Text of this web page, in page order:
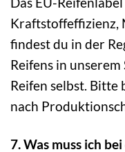
Kraftstoffeffizienz,
findest du in der
Reifens in
Reifen selbst. Bitte
nach
7. Was muss ich